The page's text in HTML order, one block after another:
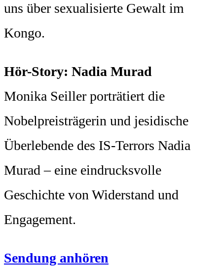
uns über sexualisierte Gewalt im
Kongo.
Hör-Story: Nadia Murad
Monika Seiller porträtiert die
Nobelpreisträgerin und jesidische
Überlebende des IS-Terrors Nadia
Murad – eine eindrucksvolle
Geschichte von Widerstand und
Engagement.
Sendung anhören